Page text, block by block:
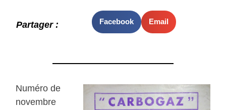
Partager : Facebook Email
Numéro de
novembre